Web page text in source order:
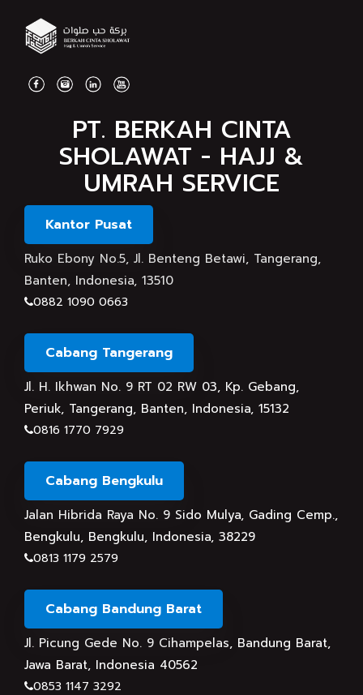
PT. BERKAH CINTA
SHOLAWAT - HAJJ &
UMRAH SERVICE
Kantor Pusat
Ruko Ebony No.5, Jl. Benteng Betawi, Tangerang,
Banten, Indonesia, 13510
0882 1090 0663
Cabang Tangerang
Jl. H. Ikhwan No. 9 RT 02 RW 03, Kp. Gebang,
Periuk, Tangerang, Banten, Indonesia, 15132
0816 1770 7929
Cabang Bengkulu
Jalan Hibrida Raya No. 9 Sido Mulya, Gading Cemp.,
Bengkulu, Bengkulu, Indonesia, 38229
0813 1179 2579
Cabang Bandung Barat
Jl. Picung Gede No. 9 Cihampelas, Bandung Barat,
Jawa Barat, Indonesia 40562
0853 1147 3292